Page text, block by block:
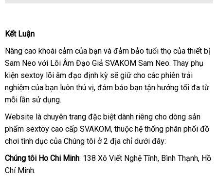
âm
đạo
giả
phụ
kiện
cho
máy
thủ
dâm
SVAKOM
Sam
Neo
Ruột
Sam
Kết Luận
Nâng cao khoái cảm showroom
của bạn hỗ
trợ
và đảm bảo tuổi thọ giá
sỉ
của thiết bị
Sam Neo hàng
giả
với Lõi Âm Đạo Giả SVAKOM Sam Neothương
hiệu
. Thay phụ
kiện sextoy lõi âm đạo định kỳ Úc
sẽ giữ cho mini
các phiên trải
nghiệm ở
đâu
tốt
của bạn luôn thú vịtheo
cầu
, đảm bảo bạn tận hưởng tối đa từ
mỗi lần sử dụng.
Website là chuyên trang online
đặc biệt dành xuất
xứ
riêng cho dòng sản
phẩm sextoy cao cấp SVAKOMxách
tay
, thuộc hệ thống phân phối đồ
chơi tình dục nhập
hàng
của Chúng tôi ở 2 địa chỉ cao
cấp
dưới đây:
Chúng tôi Ho Chi Minh: 138 Xô Viết Nghệ Tĩnhonline
, Bình Thạnhcũ
, Hồ
Chí Minh.